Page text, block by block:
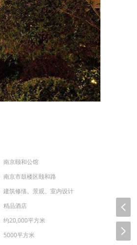
南京颐和公馆
南京市鼓楼区颐和路
建筑修缮、景观、室内设计
精品酒店
约20,000平方米
5000平方米